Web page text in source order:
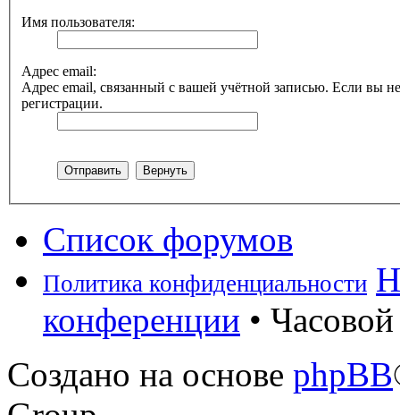
Имя пользователя:
Адрес email:
Адрес email, связанный с вашей учётной записью. Если вы
регистрации.
Список форумов
Политика конфиденциальности
конференции •
Создано на основе phpBB